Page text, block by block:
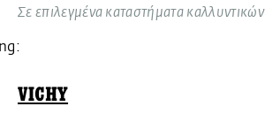
Σε επιλεγμένα καταστήματα καλλυντικών
VICHY